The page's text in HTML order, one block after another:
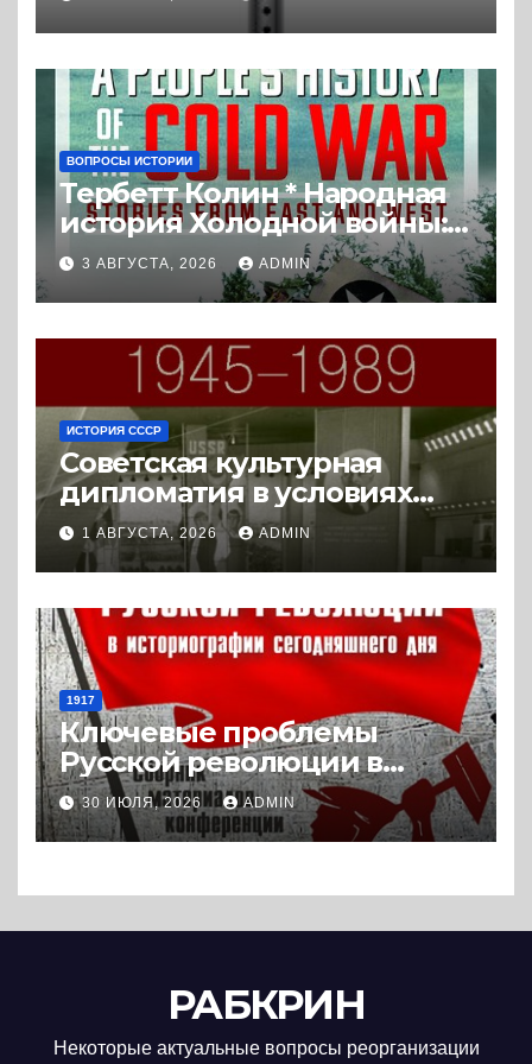
политизация без
политических
последствий (2026) *
Реферат книги
ВОПРОСЫ ИСТОРИИ
Тербетт Колин * Народная
история Холодной войны:
истории с Востока и Запада
(2023) * Реферат книги
3 АВГУСТА, 2026 ADMIN
ИСТОРИЯ СССР
Советская культурная
дипломатия в условиях
Холодной войны. 1945-1989.
(2018) * Книга
1 АВГУСТА, 2026 ADMIN
1917
Ключевые проблемы
Русской революции в
историографии
сегодняшнего дня (2024) *
Книга
30 ИЮЛЯ, 2026 ADMIN
РАБКРИН
Некоторые актуальные вопросы реорганизации